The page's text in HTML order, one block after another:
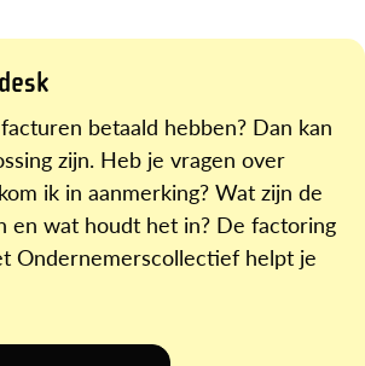
betaald hebben? Dan kan
zijn. Heb je vragen over
ik in aanmerking? Wat zijn de
en wat houdt het in? De factoring
Ondernemerscollectief helpt je